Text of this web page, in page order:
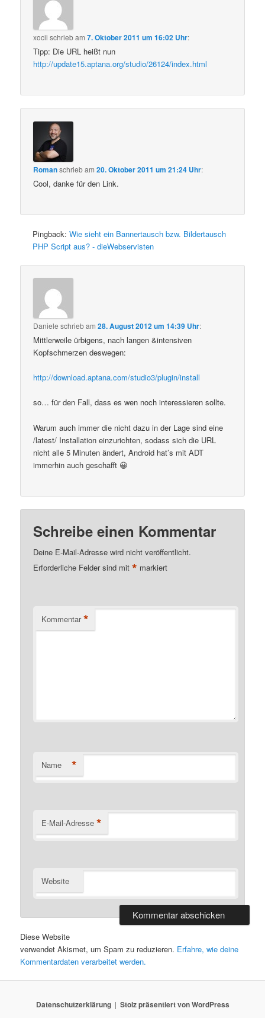
xocii schriebam7. Oktober 2011 um 16:02 Uhr:
Tipp: Die URL heißt nun
http://update15.aptana.org/studio/26124/index.html
Romanschriebam20. Oktober 2011 um 21:24 Uhr:
Cool, danke für den Link.
Pingback:Wie sieht ein Bannertausch bzw. Bildertausch
PHP Script aus? - dieWebservisten
Daniele schriebam28. August 2012 um 14:39 Uhr:
Mittlerweile ürbigens, nach langen &intensiven
Kopfschmerzen deswegen:
http://download.aptana.com/studio3/plugin/install
so… für den Fall, dass es wen noch interessieren sollte.
Warum auch immer die nicht dazu in der Lage sind eine
/latest/ Installation einzurichten, sodass sich die URL
nicht alle 5 Minuten ändert, Android hat’s mit ADT
immerhin auch geschafft 😀
Schreibe einen Kommentar
Deine E-Mail-Adresse wird nicht veröffentlicht.
Erforderliche Felder sind mit* markiert
Kommentar *
Name *
E-Mail-Adresse *
Website
Diese Website
verwendet Akismet, um Spam zu reduzieren. Erfahre, wie deine
Kommentardaten verarbeitet werden.
Datenschutzerklärung Stolz präsentiert von WordPress